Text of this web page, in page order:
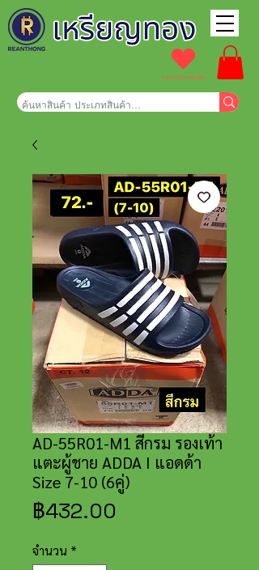
รายการโปรดของฉัน
AD-55R01-M1 สีกรม รองเท้า
แตะผู้ชาย ADDA I แอดด้า
Size 7-10 (6คู่)
฿432.00
จำนวน *